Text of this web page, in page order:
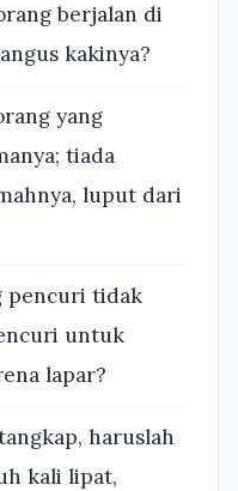
berjalan di
kakinya?
yang
tiada
luput dari
pencuri tidak
untuk
lapar?
haruslah
kali lipat,